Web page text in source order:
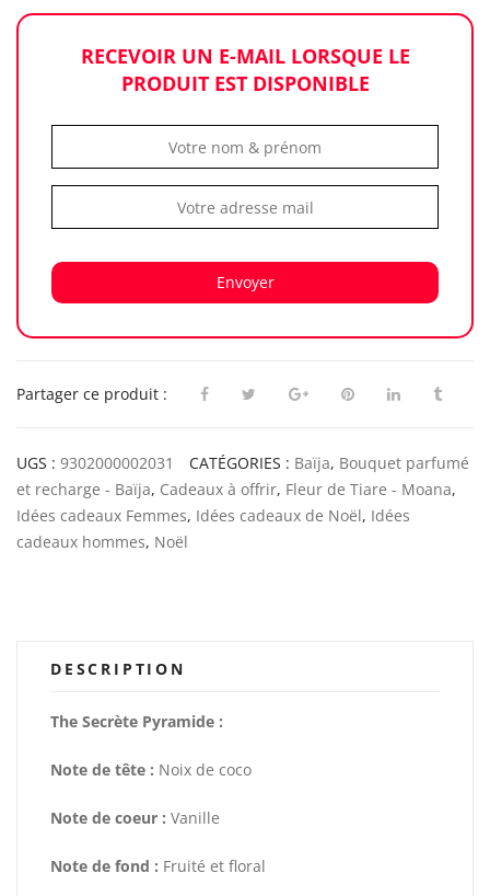
RECEVOIR UN E-MAIL LORSQUE LE
PRODUIT EST DISPONIBLE
Envoyer
Partager ce produit :
UGS : 9302000002031 CATÉGORIES : Baïja, Bouquet parfumé
et recharge - Baïja, Cadeaux à offrir, Fleur de Tiare - Moana,
Idées cadeaux Femmes, Idées cadeaux de Noël, Idées
cadeaux hommes, Noël
DESCRIPTION
The Secrète Pyramide :
Note de tête : Noix de coco
Note de coeur : Vanille
Note de fond : Fruité et floral